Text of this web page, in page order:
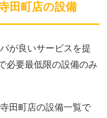
田町店の設備
が良いサービスを提
必要最低限の設備のみ
田町店の設備一覧で